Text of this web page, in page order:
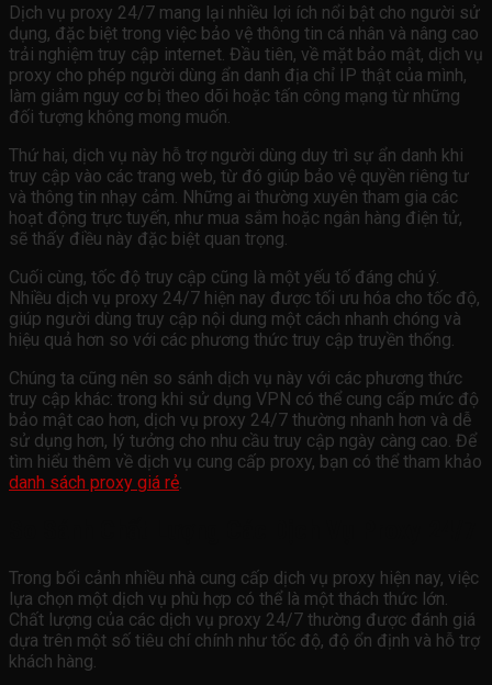
Dịch vụ proxy 24/7 mang lại nhiều lợi ích nổi bật cho người sử
dụng, đặc biệt trong việc bảo vệ thông tin cá nhân và nâng cao
trải nghiệm truy cập internet. Đầu tiên, về mặt bảo mật, dịch vụ
proxy cho phép người dùng ẩn danh địa chỉ IP thật của mình,
làm giảm nguy cơ bị theo dõi hoặc tấn công mạng từ những
đối tượng không mong muốn.
Thứ hai, dịch vụ này hỗ trợ người dùng duy trì sự ẩn danh khi
truy cập vào các trang web, từ đó giúp bảo vệ quyền riêng tư
và thông tin nhạy cảm. Những ai thường xuyên tham gia các
hoạt động trực tuyến, như mua sắm hoặc ngân hàng điện tử,
sẽ thấy điều này đặc biệt quan trọng.
Cuối cùng, tốc độ truy cập cũng là một yếu tố đáng chú ý.
Nhiều dịch vụ proxy 24/7 hiện nay được tối ưu hóa cho tốc độ,
giúp người dùng truy cập nội dung một cách nhanh chóng và
hiệu quả hơn so với các phương thức truy cập truyền thống.
Chúng ta cũng nên so sánh dịch vụ này với các phương thức
truy cập khác: trong khi sử dụng VPN có thể cung cấp mức độ
bảo mật cao hơn, dịch vụ proxy 24/7 thường nhanh hơn và dễ
sử dụng hơn, lý tưởng cho nhu cầu truy cập ngày càng cao. Để
tìm hiểu thêm về dịch vụ cung cấp proxy, bạn có thể tham khảo
danh sách proxy giá rẻ.
Trong bối cảnh nhiều nhà cung cấp dịch vụ proxy hiện nay, việc
lựa chọn một dịch vụ phù hợp có thể là một thách thức lớn.
Chất lượng của các dịch vụ proxy 24/7 thường được đánh giá
dựa trên một số tiêu chí chính như tốc độ, độ ổn định và hỗ trợ
khách hàng.